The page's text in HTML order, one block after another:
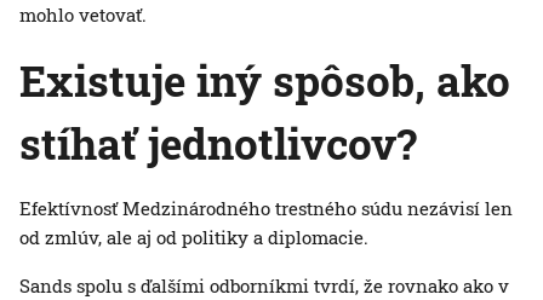
mohlo vetovať.
Existuje iný spôsob, ako
stíhať jednotlivcov?
Efektívnosť Medzinárodného trestného súdu nezávisí len
od zmlúv, ale aj od politiky a diplomacie.
Sands spolu s ďalšími odborníkmi tvrdí, že rovnako ako v